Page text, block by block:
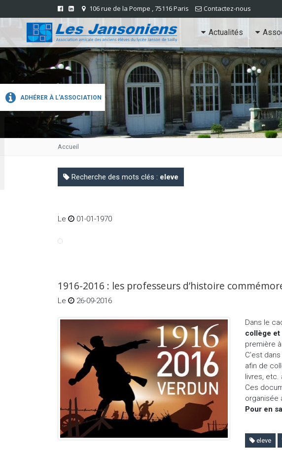
ADHÉRER À L'ASSOCIATION
106 rue de la Pompe , 75116 Paris Contactez-nous
Actualités
Accueil
Recherche des mots clés : eleve
Le 01-01-1970
1916-2016 : les professeurs d’histoire
Le 26-09-2016
Dans le
collège et
première
C’est
afin de
livres, etc.
Ces
organisée
Pour en
eleve